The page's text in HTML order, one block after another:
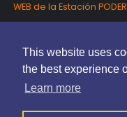
This website uses
the best experience
Learn more
WEB de la Estación PODER
Copyright © 2025 | EL